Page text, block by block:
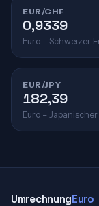
EUR/CHF
0,9339
Euro – Schweizer
EUR/JPY
182,39
Euro –
UmrechnungEuro